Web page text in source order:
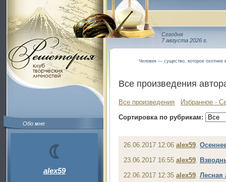
Обо мне
alex59
Сегодня
7 августа 2026 г.
Человек — существо, которое охотнее
Все произведения
Все произведения
Избранное -
Сортировка по рубрикам:
26.06.2017 12:06 alex59.
23.06.2017 16:55 alex59.
22.06.2017 12:35 alex59. Лесная